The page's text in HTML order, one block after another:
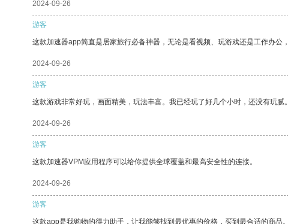
2024-09-26
游客
这款加速器app简直是居家旅行必备神器，无论是看视频、玩游戏还是工作办
2024-09-26
游客
这款游戏非常好玩，画面精美，玩法丰富。我已经玩了好几个小时，还没有玩腻。
2024-09-26
游客
这款加速器VPM应用程序可以给你提供全球覆盖和最高安全性的连接。
2024-09-26
游客
这款app是我购物的得力助手，让我能够找到最优惠的价格，买到最合适的商品。